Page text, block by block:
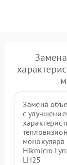
Замена
с
монокуляра
Hikmicro
LH25